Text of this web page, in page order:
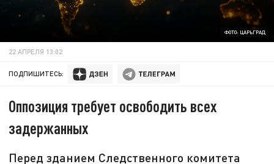
ФОТО: ЦАРЬГРАД
22 АПРЕЛЯ 13:02
ПОДПИШИТЕСЬ:
Оппозиция требует освободить всех
задержанных
Перед зданием Следственного комитета